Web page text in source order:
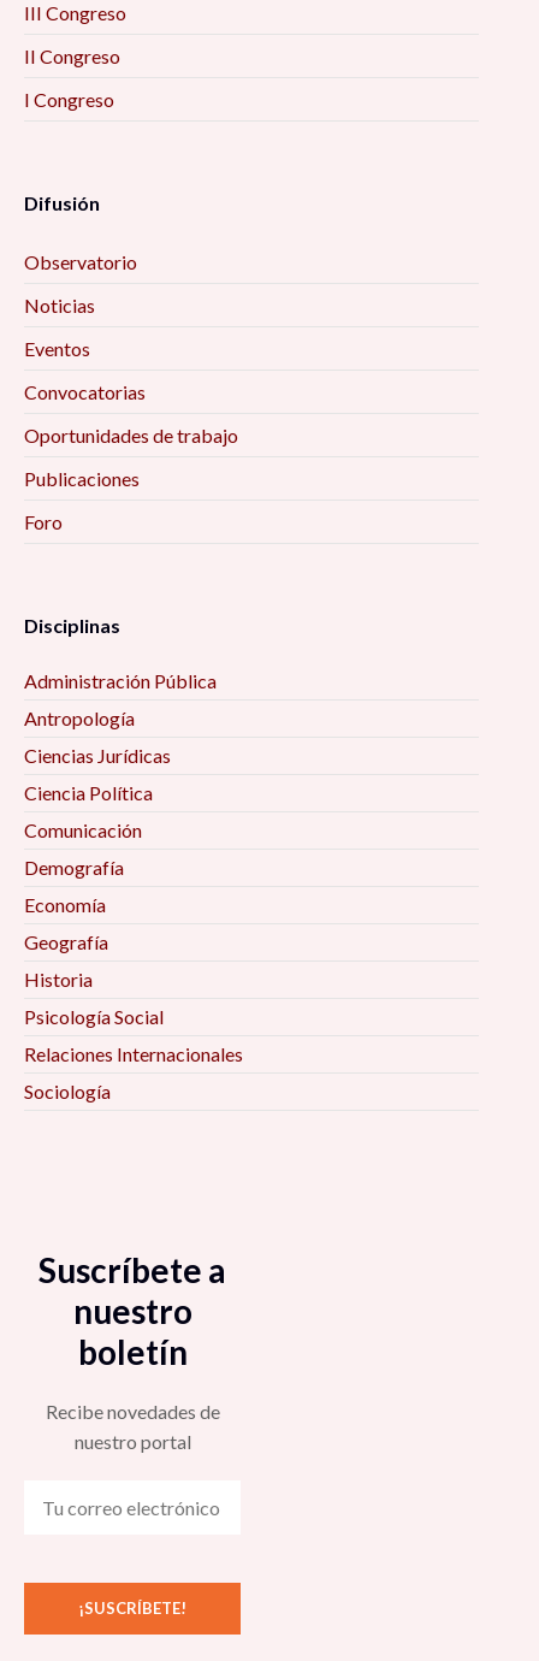
III Congreso
II Congreso
I Congreso
Difusión
Observatorio
Noticias
Eventos
Convocatorias
Oportunidades de trabajo
Publicaciones
Foro
Disciplinas
Administración Pública
Antropología
Ciencias Jurídicas
Ciencia Política
Comunicación
Demografía
Economía
Geografía
Historia
Psicología Social
Relaciones Internacionales
Sociología
Suscríbete a
nuestro
boletín
Recibe novedades de
nuestro portal